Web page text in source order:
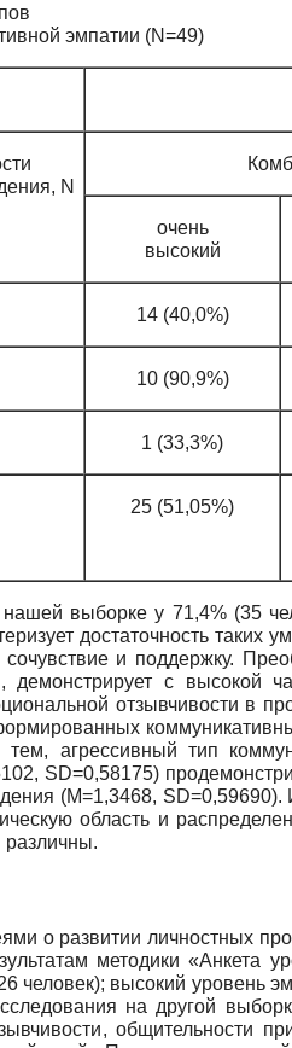
эмпатии (N=49)
N
очень
высокий
14 (40,0%)
10 (90,9%)
1 (33,3%)
25 (51,05%)
выборке у 71,4% (35
достаточность таких
и поддержку.
с высокой
отзывчивости в
агрессивный тип
SD=0,58175)
(M=1,3468, SD=0,59690).
область и
различны.
о развитии личностных
методики «Анкета
человек); высокий уровень
на другой
общительности